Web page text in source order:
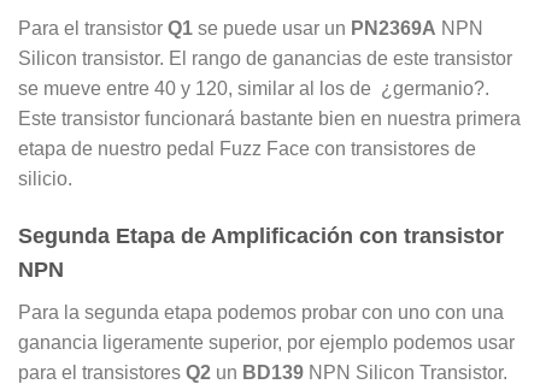
Para el transistor Q1 se puede usar un PN2369A NPN
Silicon transistor. El rango de ganancias de este transistor
se mueve entre 40 y 120, similar al los de ¿germanio?.
Este transistor funcionará bastante bien en nuestra primera
etapa de nuestro pedal Fuzz Face con transistores de
silicio.
Segunda Etapa de Amplificación con transistor
NPN
Para la segunda etapa podemos probar con uno con una
ganancia ligeramente superior, por ejemplo podemos usar
para el transistores Q2 un BD139 NPN Silicon Transistor.